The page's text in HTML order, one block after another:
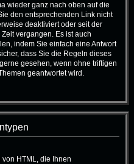
wieder ganz nach oben auf die
den entsprechenden Link nicht
deaktiviert oder seit der
vergangen. Es ist auch
indem Sie einfach eine Antwort
dass Sie die Regeln dieses
gesehen, wenn ohne triftigen
geantwortet wird.
HTML, die Ihnen